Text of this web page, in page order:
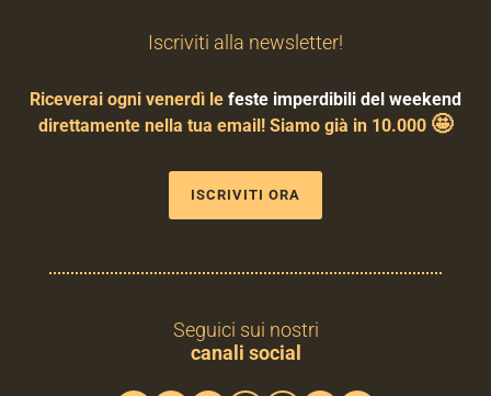
Iscriviti alla newsletter!
Riceverai ogni venerdì le feste imperdibili del weekend
direttamente nella tua email! Siamo già in 10.000 🤩
ISCRIVITI ORA
Seguici sui nostri
canali social